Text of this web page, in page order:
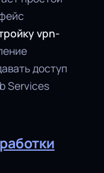
vpn-
доступ
Services